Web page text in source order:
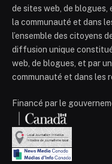
de sites web, de
la communauté et dans
l’ensemble des citoyens
diffusion unique
web, de blogues, et par
communauté et dans les
Financé par le